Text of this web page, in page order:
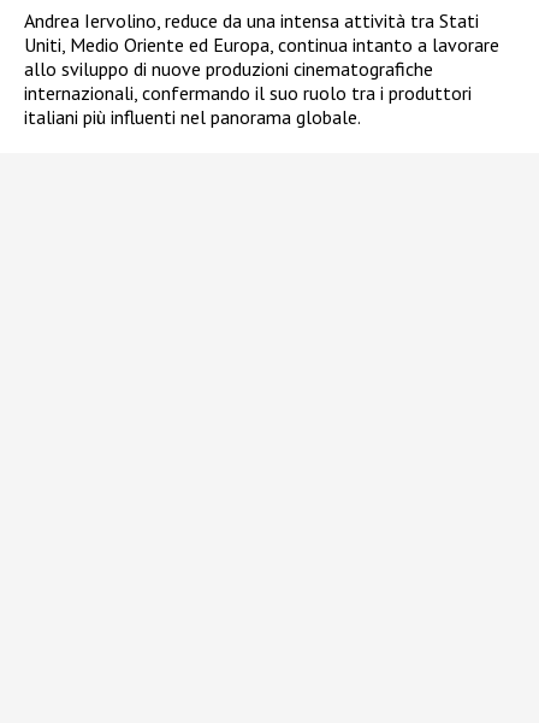
Andrea Iervolino, reduce da una intensa attività tra Stati
Uniti, Medio Oriente ed Europa, continua intanto a lavorare
allo sviluppo di nuove produzioni cinematografiche
internazionali, confermando il suo ruolo tra i produttori
italiani più influenti nel panorama globale.